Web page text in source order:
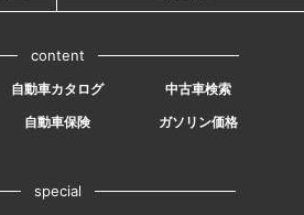
content
自動車カタログ
中古車検索
自動車保険 ガソリン価格
special